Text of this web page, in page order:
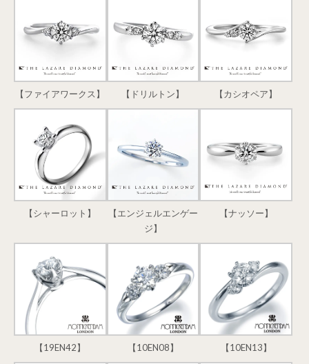
【ファイアワークス】 【ドリルトン】 【カシオペア】
【シャーロット】
【エンジェルエンゲー
ジ】
【ナッソー】
【19EN42】 【10EN08】 【10EN13】